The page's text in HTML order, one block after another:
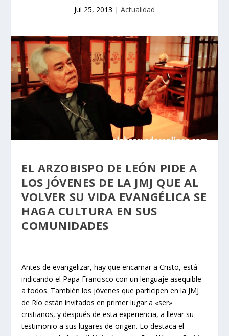
Jul 25, 2013 | Actualidad
EL ARZOBISPO DE LEÓN PIDE A
LOS JÓVENES DE LA JMJ QUE AL
VOLVER SU VIDA EVANGÉLICA SE
HAGA CULTURA EN SUS
COMUNIDADES
Antes de evangelizar, hay que encarnar a Cristo, está
indicando el Papa Francisco con un lenguaje asequible
a todos. También los jóvenes que participen en la JMJ
de Río están invitados en primer lugar a «ser»
cristianos, y después de esta experiencia, a llevar su
testimonio a sus lugares de origen. Lo destaca el